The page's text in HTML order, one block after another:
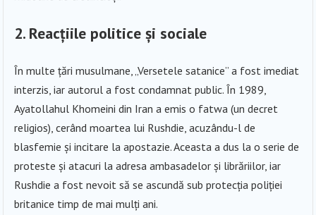
2. Reacțiile politice și sociale
În multe țări musulmane, „Versetele satanice” a fost imediat
interzis, iar autorul a fost condamnat public. În 1989,
Ayatollahul Khomeini din Iran a emis o fatwa (un decret
religios), cerând moartea lui Rushdie, acuzându-l de
blasfemie și incitare la apostazie. Aceasta a dus la o serie de
proteste și atacuri la adresa ambasadelor și librăriilor, iar
Rushdie a fost nevoit să se ascundă sub protecția poliției
britanice timp de mai mulți ani.